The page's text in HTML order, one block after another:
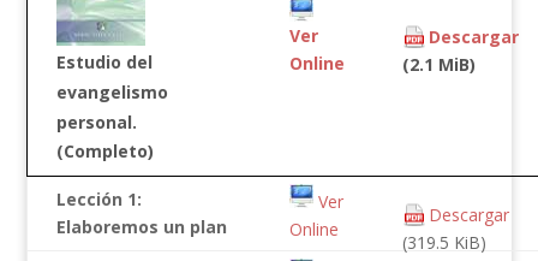
Estudio del
evangelismo
personal.
(Completo)
Ver
Online
Descargar
(2.1 MiB)
Lección 1:
Elaboremos un plan
Ver
Online
Descargar
(319.5 KiB)